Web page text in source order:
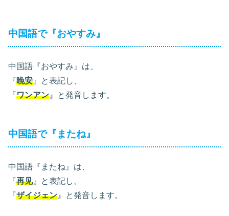
中国語で『おやすみ』
中国語『おやすみ』は、
『晚安 』と表記し、
『ワンアン 』と発音します。
中国語で『またね』
中国語『またね』は、
『再见』と表記し、
『ザイジェン 』と発音します。